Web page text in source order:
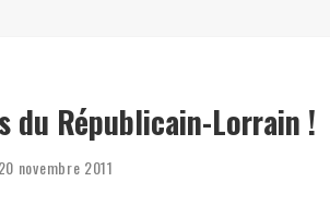
du Républicain-Lorrain !
20 novembre 2011